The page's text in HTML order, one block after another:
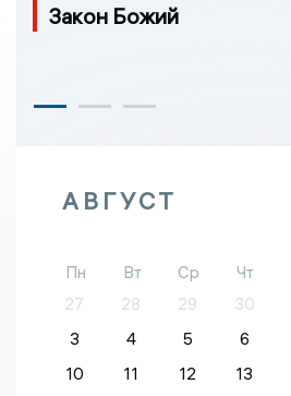
Закон Божий
АВГУСТ
Пн Вт Ср Чт
27
28 29 30
3
4 5 6
10
11 12 13